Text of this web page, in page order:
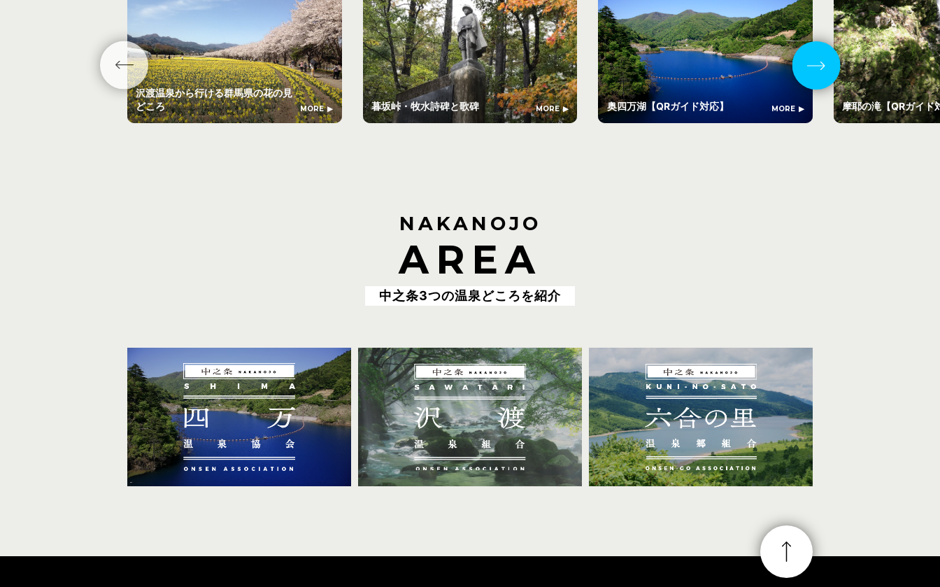
沢渡温泉から行ける群馬県の花の見
どころ
MORE 暮坂峠・牧水詩碑と歌碑 MORE 奥四万湖【QRガイド対応】 MORE 摩耶の滝【QRガイド
NAKANOJO
AREA
中之条3つの温泉どころを紹介